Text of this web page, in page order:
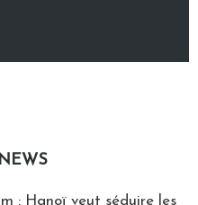
: Hanoï veut séduire les